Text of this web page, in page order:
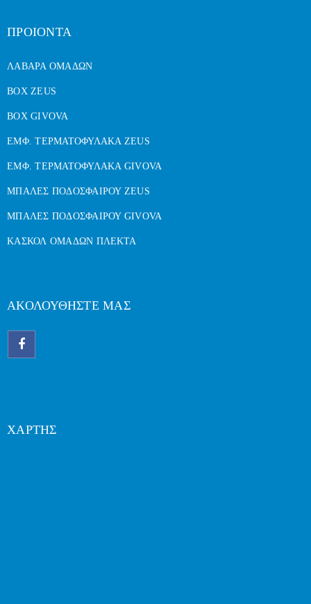
ΠΡΟΙΟΝΤΑ
ΛΑΒΑΡΑ ΟΜΑΔΩΝ
BOX ZEUS
BOX GIVOVA
ΕΜΦ. ΤΕΡΜΑΤΟΦΥΛΑΚΑ ZEUS
ΕΜΦ. ΤΕΡΜΑΤΟΦΥΛΑΚΑ GIVOVA
ΜΠΑΛΕΣ ΠΟΔΟΣΦΑΙΡΟΥ ZEUS
ΜΠΑΛΕΣ ΠΟΔΟΣΦΑΙΡΟΥ GIVOVA
ΚΑΣΚΟΛ ΟΜΑΔΩΝ ΠΛΕΚΤΑ
ΑΚΟΛΟΥΘΗΣΤΕ ΜΑΣ
ΧΑΡΤΗΣ